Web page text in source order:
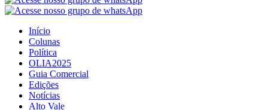
Início
Colunas
Política
OLIA2025
Guia Comercial
Edições
Notícias
Alto Vale